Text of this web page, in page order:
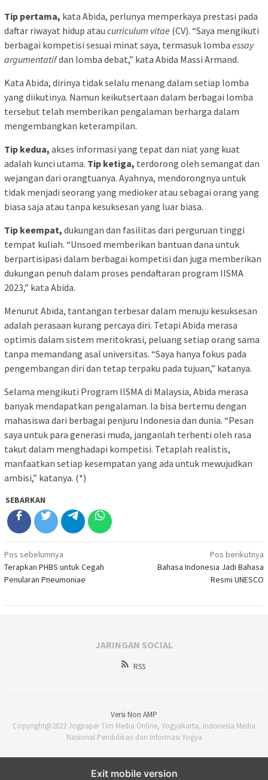
Tip pertama, kata Abida, perlunya memperkaya prestasi pada
daftar riwayat hidup atau curriculum vitae (CV). “Saya mengikuti
berbagai kompetisi sesuai minat saya, termasuk lomba essay
argumentatifdan lomba debat,” kata Abida Massi Armand.
Kata Abida, dirinya tidak selalu menang dalam setiap lomba
yang diikutinya. Namun keikutsertaan dalam berbagai lomba
tersebut telah memberikan pengalaman berharga dalam
mengembangkan keterampilan.
Tip kedua, akses informasi yang tepat dan niat yang kuat
adalah kunci utama. Tip ketiga, terdorong oleh semangat dan
wejangan dari orangtuanya. Ayahnya, mendorongnya untuk
tidak menjadi seorang yang medioker atau sebagai orang yang
biasa saja atau tanpa kesuksesan yang luar biasa.
Tip keempat, dukungan dan fasilitas dari perguruan tinggi
tempat kuliah. “Unsoed memberikan bantuan dana untuk
berpartisipasi dalam berbagai kompetisi dan juga memberikan
dukungan penuh dalam proses pendaftaran program IISMA
2023,” kata Abida.
Menurut Abida, tantangan terbesar dalam menuju kesuksesan
adalah perasaan kurang percaya diri. Tetapi Abida merasa
optimis dalam sistem meritokrasi, peluang setiap orang sama
tanpa memandang asal universitas. “Saya hanya fokus pada
pengembangan diri dan tetap terpaku pada tujuan,” katanya.
Selama mengikuti Program IISMA di Malaysia, Abida merasa
banyak mendapatkan pengalaman. Ia bisa bertemu dengan
mahasiswa dari berbagai penjuru Indonesia dan dunia. “Pesan
saya untuk para generasi muda, janganlah terhenti oleh rasa
takut dalam menghadapi kompetisi. Tetaplah realistis,
manfaatkan setiap kesempatan yang ada untuk mewujudkan
ambisi,” katanya. (*)
SEBARKAN
Navigasi
pos
Pos sebelumnya
Terapkan PHBS untuk Cegah
Penularan Pneumoniae
Pos berikutnya
Bahasa Indonesia Jadi Bahasa
Resmi UNESCO
JARINGAN SOCIAL
RSS
Versi Non AMP
Copyright@2022 Jogpaper Tim Media Online, Yogyakarta, Indonesia Media
Nasional Pendidikan dan Informasi Yogya
Exit mobile version